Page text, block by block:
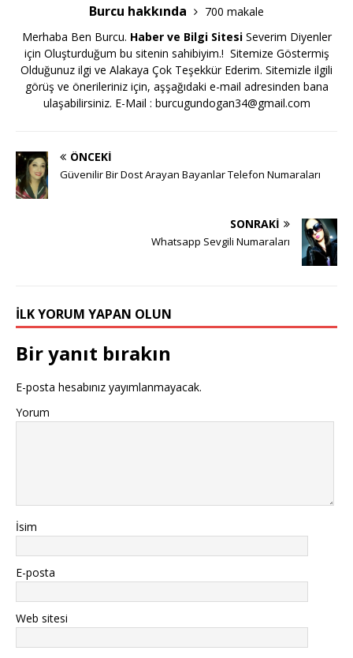
Burcu hakkında
700 makale
Merhaba Ben Burcu. Haber ve Bilgi SitesiSeverim Diyenler
için Oluşturduğum bu sitenin sahibiyim.! Sitemize Göstermiş
Olduğunuz ilgi ve Alakaya Çok Teşekkür Ederim. Sitemizle ilgili
görüş ve önerileriniz için, aşşağıdaki e-mail adresinden bana
ulaşabilirsiniz. E-Mail : burcugundogan34@gmail.com
ÖNCEKI
Güvenilir Bir Dost Arayan Bayanlar Telefon Numaraları
SONRAKI
Whatsapp Sevgili Numaraları
İLK YORUM YAPAN OLUN
Bir yanıt bırakın
E-posta hesabınız yayımlanmayacak.
Yorum
İsim
E-posta
Web sitesi